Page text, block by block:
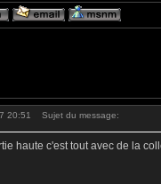
20:51 Sujet du message:
haute c'est tout avec de la